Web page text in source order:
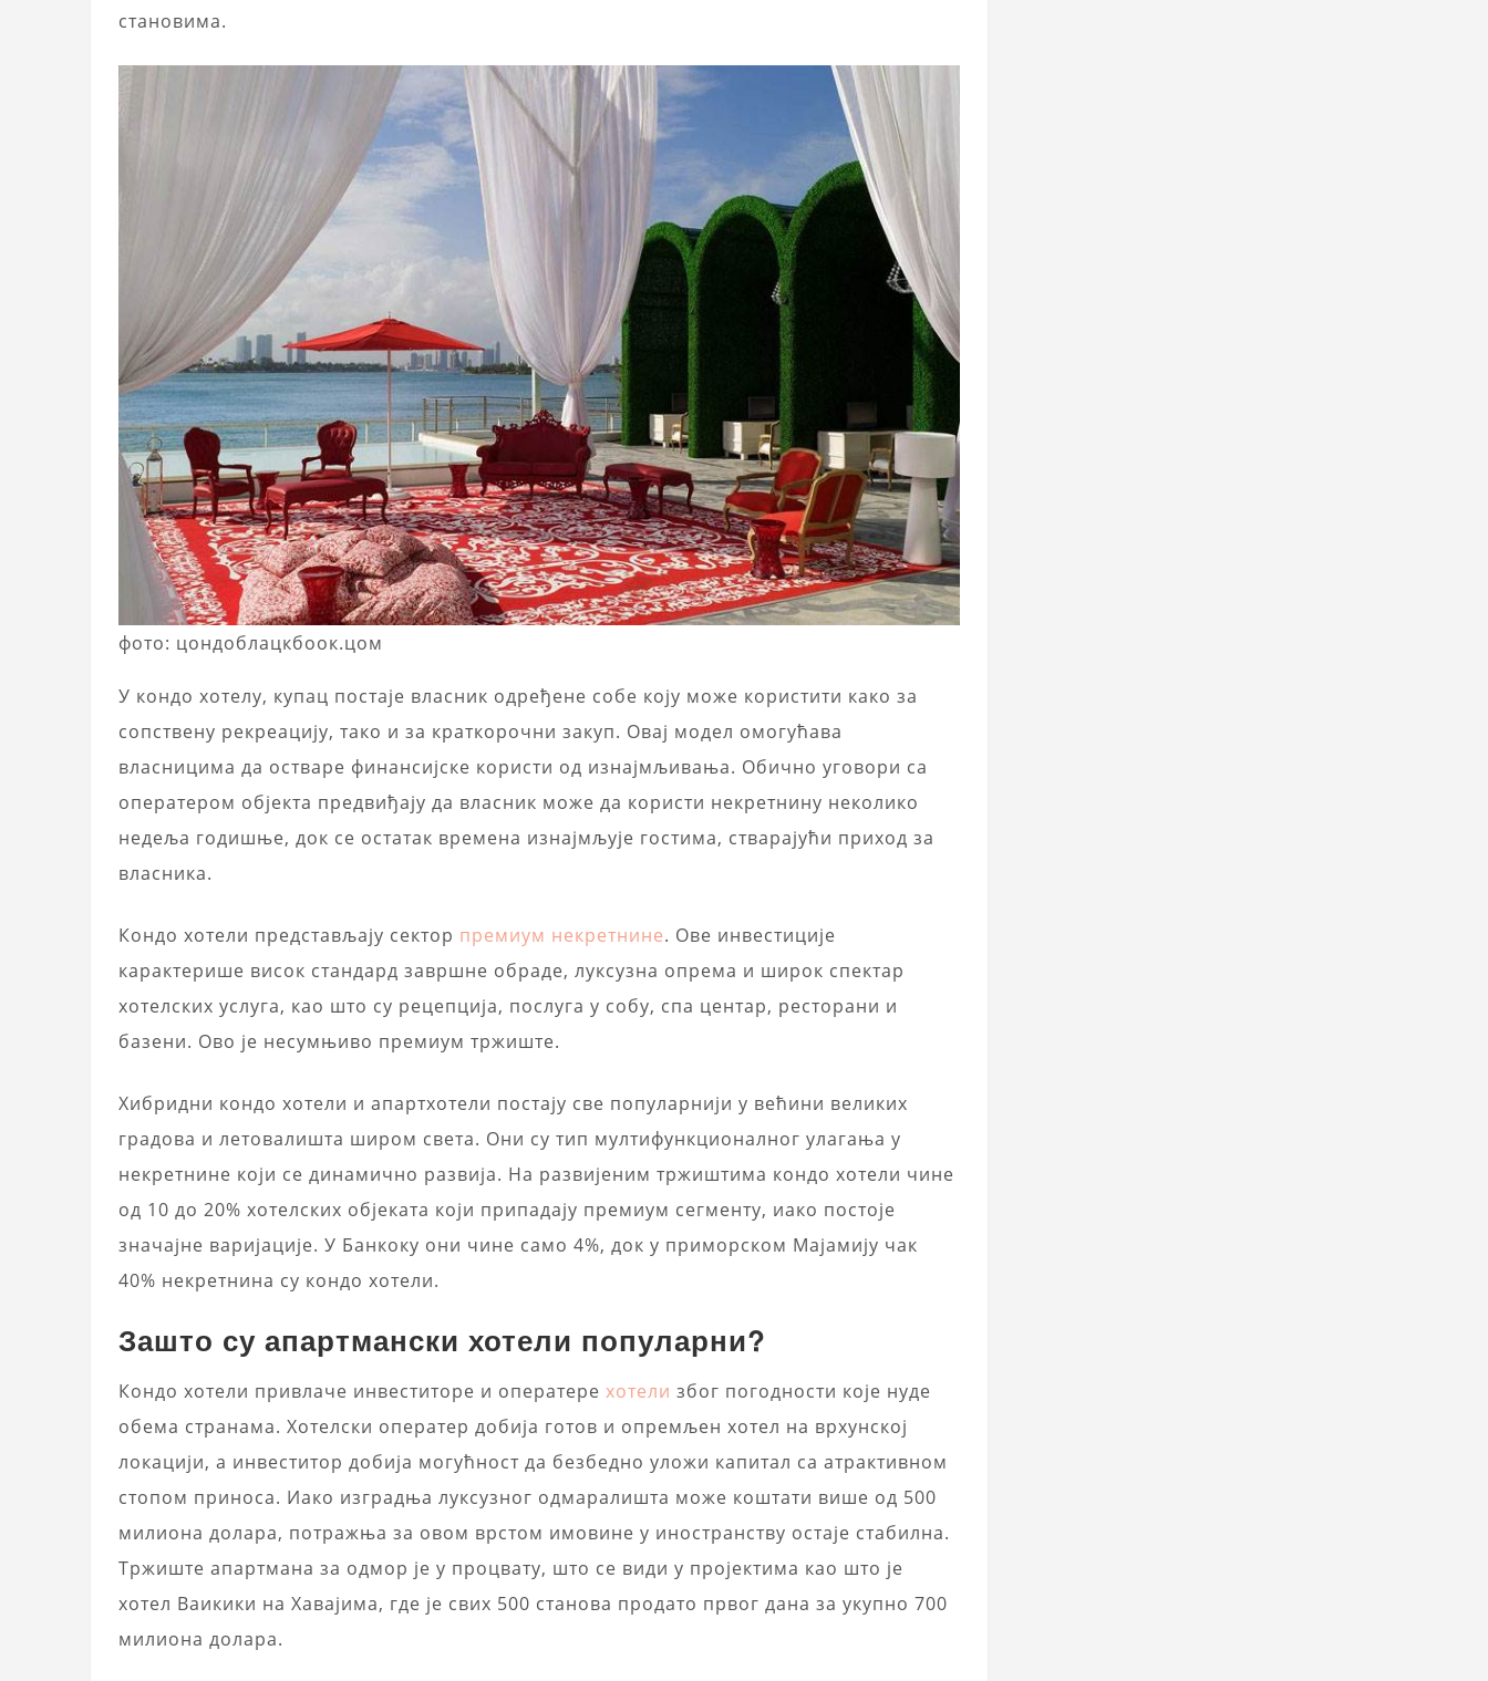
становима.
фото: цондоблацкбоок.цом
У кондо хотелу, купац постаје власник одређене собе коју може користити како за
сопствену рекреацију, тако и за краткорочни закуп. Овај модел омогућава
власницима да остваре финансијске користи од изнајмљивања. Обично уговори са
оператером објекта предвиђају да власник може да користи некретнину неколико
недеља годишње, док се остатак времена изнајмљује гостима, стварајући приход за
власника.
Кондо хотели представљају сектор премиум некретнине. Ове инвестиције
карактерише висок стандард завршне обраде, луксузна опрема и широк спектар
хотелских услуга, као што су рецепција, послуга у собу, спа центар, ресторани и
базени. Ово је несумњиво премиум тржиште.
Хибридни кондо хотели и апартхотели постају све популарнији у већини великих
градова и летовалишта широм света. Они су тип мултифункционалног улагања у
некретнине који се динамично развија. На развијеним тржиштима кондо хотели чине
од 10 до 20% хотелских објеката који припадају премиум сегменту, иако постоје
значајне варијације. У Банкоку они чине само 4%, док у приморском Мајамију чак
40% некретнина су кондо хотели.
Зашто су апартмански хотели популарни?
Кондо хотели привлаче инвеститоре и оператере хотели због погодности које нуде
обема странама. Хотелски оператер добија готов и опремљен хотел на врхунској
локацији, а инвеститор добија могућност да безбедно уложи капитал са атрактивном
стопом приноса. Иако изградња луксузног одмаралишта може коштати више од 500
милиона долара, потражња за овом врстом имовине у иностранству остаје стабилна.
Тржиште апартмана за одмор је у процвату, што се види у пројектима као што је
хотел Ваикики на Хавајима, где је свих 500 станова продато првог дана за укупно 700
милиона долара.